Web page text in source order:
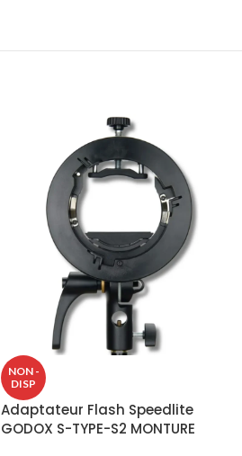
NON -
DISP
Adaptateur Flash Speedlite
GODOX S-TYPE-S2 MONTURE